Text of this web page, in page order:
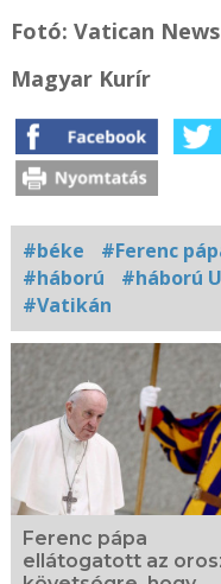
Fotó: Vatican News
Magyar Kurír
#béke #Ferenc
#háború
#háború
#Vatikán
Kapcsolódó
fotógaléria
Ferenc pápa
ellátogatott az